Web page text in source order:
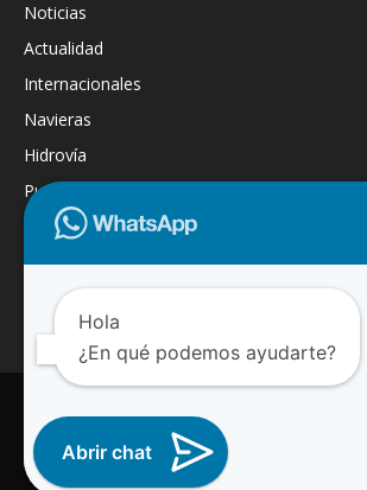
Noticias
Actualidad
Internacionales
Navieras
Hidrovía
Puertos
Economía
Nacionales
Dragado
LOGISTICA
INTERNACIONAL
Hola
¿En qué podemos ayudarte?
Abrir chat